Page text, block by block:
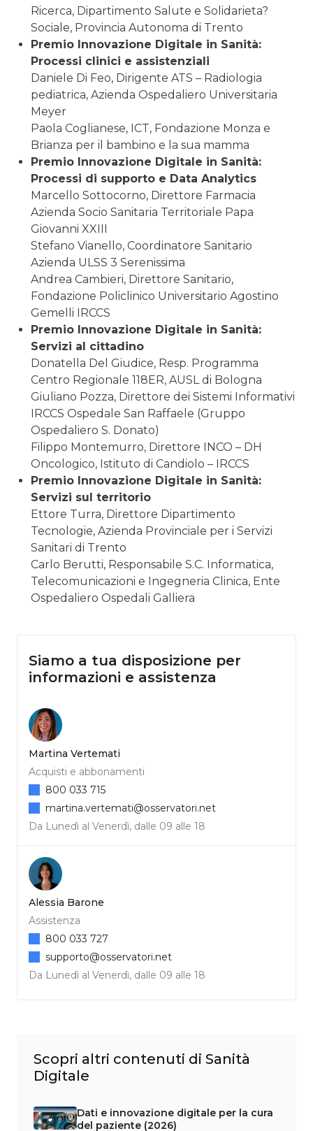
Ricerca, Dipartimento Salute e Solidarieta?
Sociale, Provincia Autonoma di Trento
Premio Innovazione Digitale in Sanità:
Processi clinici e assistenziali
Daniele Di Feo, Dirigente ATS – Radiologia
pediatrica, Azienda Ospedaliero Universitaria
Meyer
Paola Coglianese, ICT, Fondazione Monza e
Brianza per il bambino e la sua mamma
Premio Innovazione Digitale in Sanità:
Processi di supporto e Data Analytics
Marcello Sottocorno, Direttore Farmacia
Azienda Socio Sanitaria Territoriale Papa
Giovanni XXIII
Stefano Vianello, Coordinatore Sanitario
Azienda ULSS 3 Serenissima
Andrea Cambieri, Direttore Sanitario,
Fondazione Policlinico Universitario Agostino
Gemelli IRCCS
Premio Innovazione Digitale in Sanità:
Servizi al cittadino
Donatella Del Giudice, Resp. Programma
Centro Regionale 118ER, AUSL di Bologna
Giuliano Pozza, Direttore dei Sistemi Informativi
IRCCS Ospedale San Raffaele (Gruppo
Ospedaliero S. Donato)
Filippo Montemurro, Direttore INCO – DH
Oncologico, Istituto di Candiolo – IRCCS
Premio Innovazione Digitale in Sanità:
Servizi sul territorio
Ettore Turra, Direttore Dipartimento
Tecnologie, Azienda Provinciale per i Servizi
Sanitari di Trento
Carlo Berutti, Responsabile S.C. Informatica,
Telecomunicazioni e Ingegneria Clinica, Ente
Ospedaliero Ospedali Galliera
Siamo a tua disposizione per
informazioni e assistenza
Martina Vertemati
Acquisti e abbonamenti
Da Lunedì al Venerdì, dalle 09 alle 18
800 033 715
martina.vertemati@osservatori.net
Alessia Barone
Assistenza
Da Lunedì al Venerdì, dalle 09 alle 18
800 033 727
supporto@osservatori.net
Scopri altri contenuti di Sanità
Digitale
Dati e innovazione digitale per la cura
del paziente (2026)